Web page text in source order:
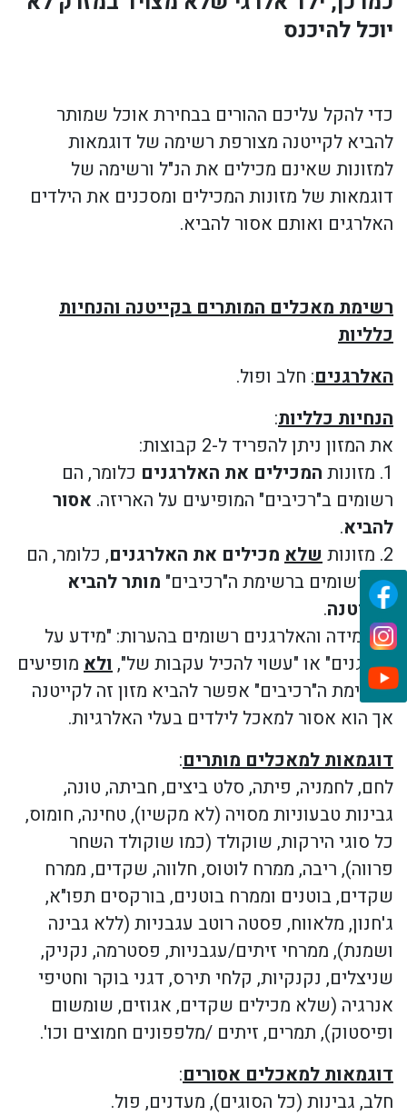
יוכל להיכנס
כדי להקל עליכם ההורים בבחירת אוכל שמותר
להביא לקייטנה מצורפת רשימה של דוגמאות
למזונות שאינם מכילים את הנ"ל ורשימה של
דוגמאות של מזונות המכילים ומסכנים את הילדים
האלרגים ואותם אסור להביא.
רשימת מאכלים המותרים בקייטנה והנחיות
כלליות
האלרגנים: חלב ופול.
הנחיות כלליות:
את המזון ניתן להפריד ל-2 קבוצות:
1. מזונות
המכילים את האלרגנים כלומר, הם
רשומים ב"רכיבים" המופיעים על האריזה. אסור
להביא.
2. מזונות
שלא מכילים את האלרגנים, כלומר, הם
לארשומים ברשימת ה"רכיבים" מותר להביא
לקייטנה.
** במידה והאלרגנים רשומים בהערות: "מידע על
אלרגנים" או "עשוי להכיל עקבות של",ולא מופיעים
ברשימת ה"רכיבים" אפשר להביא מזון זה לקייטנה
אך הוא אסור למאכל לילדים בעלי האלרגיות.
דוגמאות למאכלים מותרים:
לחם, לחמניה, פיתה, סלט ביצים, חביתה, טונה,
גבינות טבעוניות מסויה (לא מקשיו), טחינה, חומוס,
כל סוגי הירקות, שוקולד (כמו שוקולד השחר
פרווה), ריבה, ממרח לוטוס, חלווה, שקדים, ממרח
שקדים, בוטנים וממרח בוטנים, בורקסים תפו"א,
ג'חנון, מלאווח, פסטה רוטב עגבניות (ללא גבינה
ושמנת), ממרחי זיתים/עגבניות, פסטרמה, נקניק,
שניצלים, נקנקיות, קלחי תירס, דגני בוקר וחטיפי
אנרגיה (שלא מכילים שקדים, אגוזים, שומשום
ופיסטוק), תמרים, זיתים /מלפפונים חמוצים וכו'.
דוגמאות למאכלים אסורים:
חלב, גבינות (כל הסוגים), מעדנים, פול.